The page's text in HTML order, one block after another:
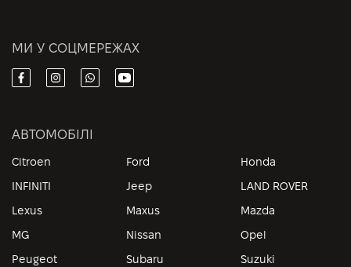
МИ У СОЦМЕРЕЖАХ
АВТОМОБІЛІ
Citroen Ford
Honda
INFINITI
Jeep
LAND ROVER
Lexus
Maxus
Mazda
MG
Nissan
Opel
Peugeot
Subaru
Suzuki